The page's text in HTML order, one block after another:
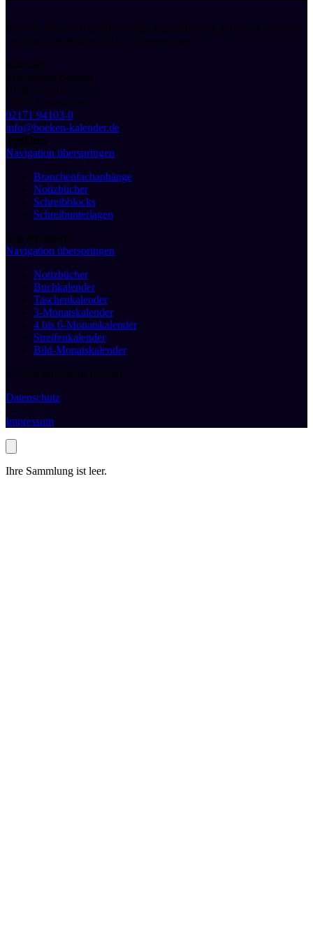
Ihr individueller Kalenderverlag! Personalisierte Kalender sind das
perfekte Werbemittel für Ihr Unternehmen.
Kontakt
druckhaus boeken
Bürgerbuschweg 48
51381 Leverkusen
02171 94103-0
info@boeken-kalender.de
Toplinks
Navigation überspringen
Branchenfachanhänge
Notizbücher
Schreibblocks
Schreibunterlagen
Top Produkte
Navigation überspringen
Notizbücher
Buchkalender
Taschenkalender
3-Monatskalender
4 bis 6-Monatskalender
Streifenkalender
Bild-Monatskalender
© 2026 druckhaus boeken
Datenschutz
Impressum
Ihre Sammlung ist leer.